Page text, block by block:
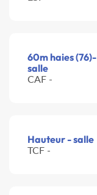
60m haies (76)-
salle
CAF -
Hauteur - salle
TCF -